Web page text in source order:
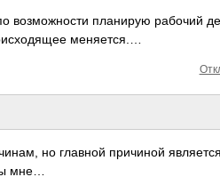
возм­ожно­сти план­ирую рабочий
меня­ется.…
но главной прич­иной
мне…